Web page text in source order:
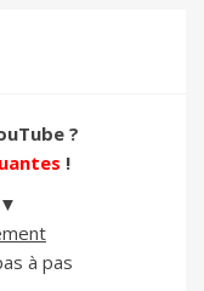
?
!
à pas